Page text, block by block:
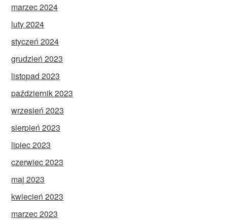
marzec 2024
luty 2024
styczeń 2024
grudzień 2023
listopad 2023
październik 2023
wrzesień 2023
sierpień 2023
lipiec 2023
czerwiec 2023
maj 2023
kwiecień 2023
marzec 2023